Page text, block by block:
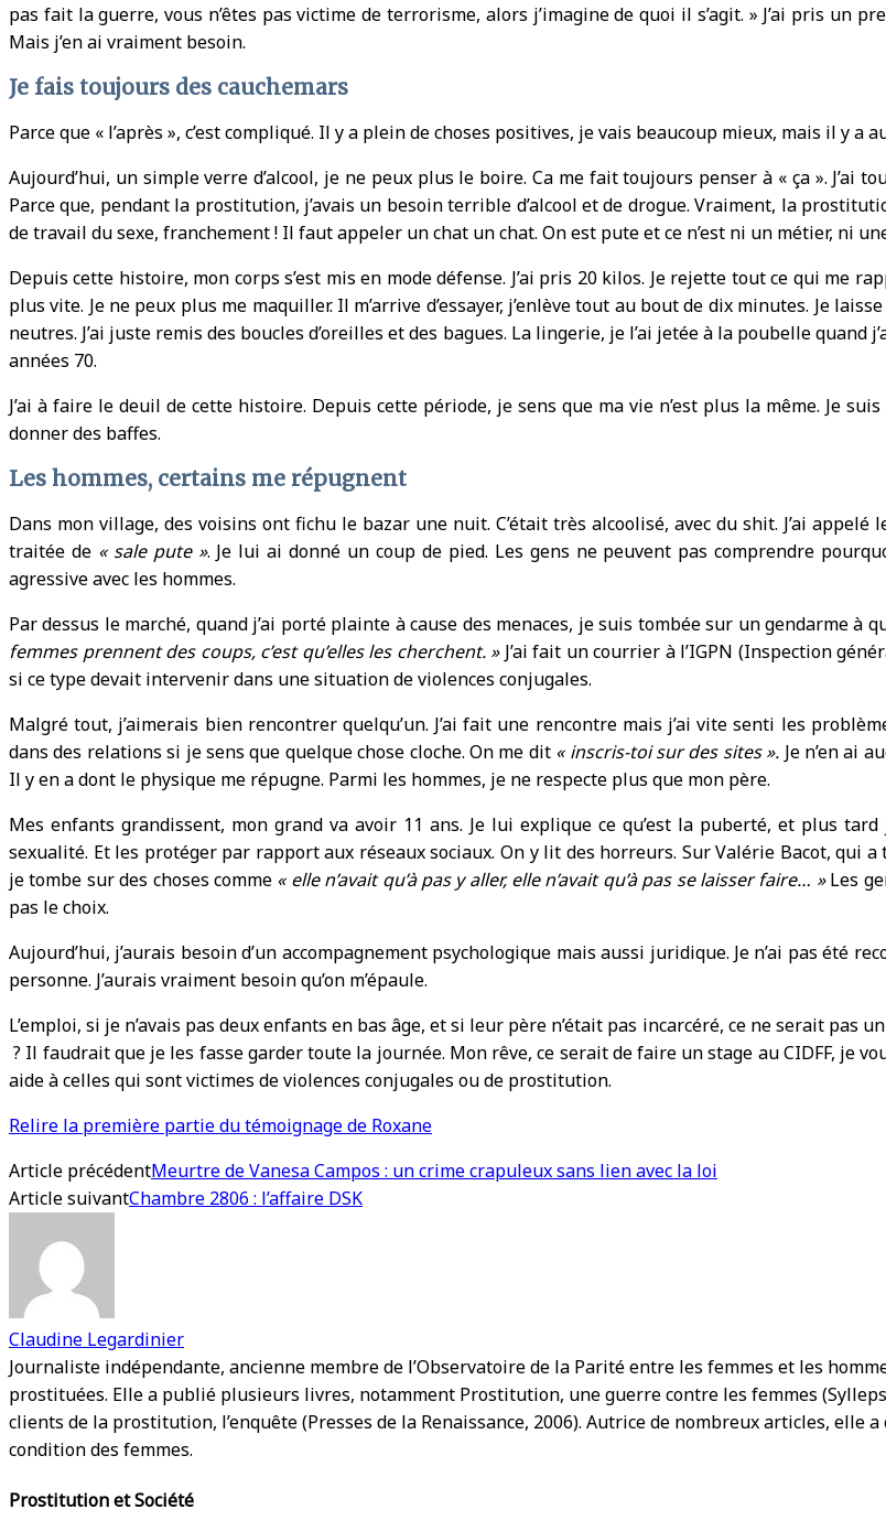
pas fait la guerre, vous n’êtes pas victime de terrorisme, alors j’imagine de quoi il s’agit. » J’ai pris un
Mais j’en ai vraiment besoin.
Je fais toujours des cauchemars
Parce que « l’après », c’est compliqué. Il y a plein de choses positives, je vais beaucoup mieux, mais il y
Aujourd’hui, un simple verre d’alcool, je ne peux plus le boire. Ca me fait toujours penser à « ça ». J’ai
Parce que, pendant la prostitution, j’avais un besoin terrible d’alcool et de drogue. Vraiment, la
de travail du sexe, franchement ! Il faut appeler un chat un chat. On est pute et ce n’est ni un métier, ni
Depuis cette histoire, mon corps s’est mis en mode défense. J’ai pris 20 kilos. Je rejette tout ce qui me
plus vite. Je ne peux plus me maquiller. Il m’arrive d’essayer, j’enlève tout au bout de dix minutes. Je
neutres. J’ai juste remis des boucles d’oreilles et des bagues. La lingerie, je l’ai jetée à la poubelle
années 70.
J’ai à faire le deuil de cette histoire. Depuis cette période, je sens que ma vie n’est plus la même. Je
donner des baffes.
Les hommes, certains me répugnent
Dans mon village, des voisins ont fichu le bazar une nuit. C’était très alcoolisé, avec du shit. J’ai appelé
traitée de « sale pute ». Je lui ai donné un coup de pied. Les gens ne peuvent pas comprendre
agressive avec les hommes.
Par dessus le marché, quand j’ai porté plainte à cause des menaces, je suis tombée sur un gendarme à
femmes prennent des coups, c’est qu’elles les cherchent. »J’ai fait un courrier à l’IGPN (Inspection
si ce type devait intervenir dans une situation de violences conjugales.
Malgré tout, j’aimerais bien rencontrer quelqu’un. J’ai fait une rencontre mais j’ai vite senti les
dans des relations si je sens que quelque chose cloche. On me dit « inscris-toi sur des sites ». Je n’en ai
Il y en a dont le physique me répugne. Parmi les hommes, je ne respecte plus que mon père.
Mes enfants grandissent, mon grand va avoir 11 ans. Je lui explique ce qu’est la puberté, et plus
sexualité. Et les protéger par rapport aux réseaux sociaux. On y lit des horreurs. Sur Valérie Bacot, qui
je tombe sur des choses comme « elle n’avait qu’à pas y aller, elle n’avait qu’à pas se laisser faire… »Les
pas le choix.
Aujourd’hui, j’aurais besoin d’un accompagnement psychologique mais aussi juridique. Je n’ai pas été
personne. J’aurais vraiment besoin qu’on m’épaule.
L’emploi, si je n’avais pas deux enfants en bas âge, et si leur père n’était pas incarcéré, ce ne serait
? Il faudrait que je les fasse garder toute la journée. Mon rêve, ce serait de faire un stage au CIDFF, je
aide à celles qui sont victimes de violences conjugales ou de prostitution.
Relire la première partie du témoignage de Roxane
Article précédentMeurtre de Vanesa Campos : un crime crapuleux sans lien avec la loi
Article suivantChambre 2806 : l’affaire DSK
Claudine Legardinier
Journaliste indépendante, ancienne membre de l’Observatoire de la Parité entre les femmes et les
prostituées. Elle a publié plusieurs livres, notamment Prostitution, une guerre contre les femmes
clients de la prostitution, l’enquête (Presses de la Renaissance, 2006). Autrice de nombreux articles,
condition des femmes.
Prostitution et Société